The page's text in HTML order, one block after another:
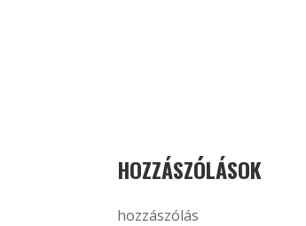
HOZZÁSZÓLÁSOK
hozzászólás